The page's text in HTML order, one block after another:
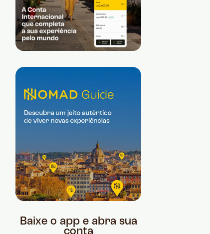
Baixe o app e abra sua